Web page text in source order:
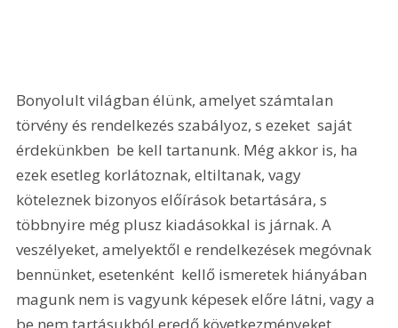
Bonyolult világban élünk, amelyet számtalan
törvény és rendelkezés szabályoz, s ezeket  saját
érdekünkben  be kell tartanunk. Még akkor is, ha
ezek esetleg korlátoznak, eltiltanak, vagy
köteleznek bizonyos előírások betartására, s
többnyire még plusz kiadásokkal is járnak. A
veszélyeket, amelyektől e rendelkezések megóvnak
bennünket, esetenként  kellő ismeretek hiányában 
magunk nem is vagyunk képesek előre látni, vagy a
be nem tartásukból eredő következményeket